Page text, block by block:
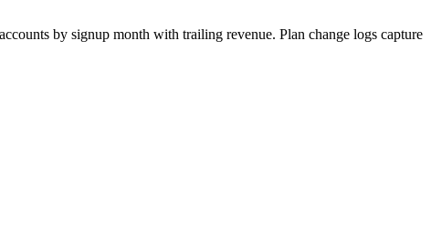
by signup month with trailing revenue. Plan change logs capture